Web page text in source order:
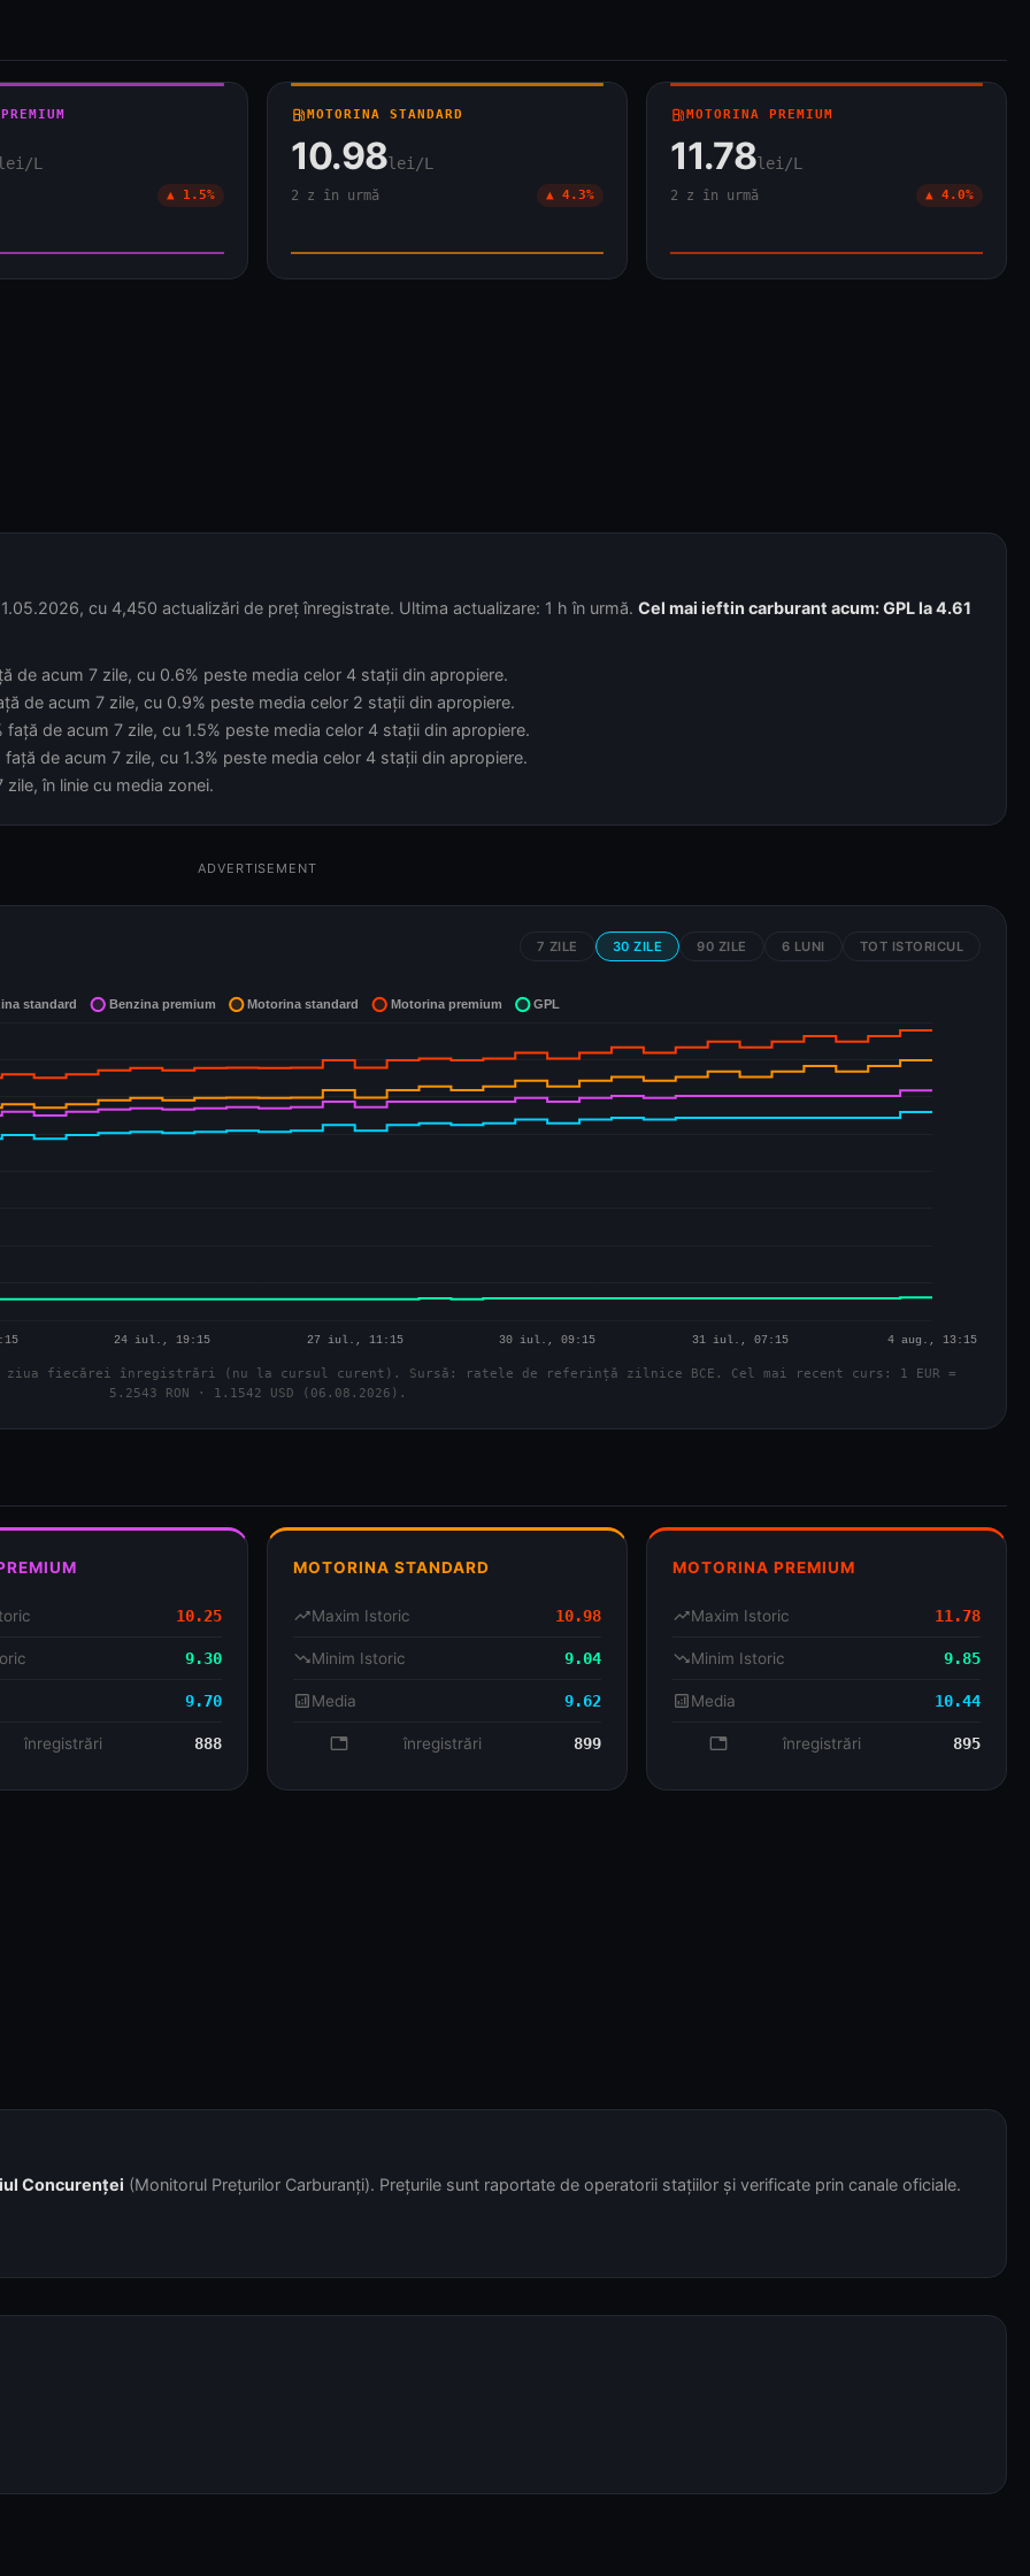
L
▲ 1.5%
local_gas_stationMOTORINA STANDARD
10.98lei/L
2 z în urmă ▲ 4.3%
local_gas_stationMOTORINA PREMIUM
11.78lei/L
2 z în urmă ▲ 4.0%
cu 4,450 actualizări de preț înregistrate. Ultima actualizare: 1 h în urmă. Cel mai ieftin carburant acum: GPL la 4.61
de acum 7 zile, cu 0.6% peste media celor 4 stații din apropiere.
de acum 7 zile, cu 0.9% peste media celor 2 stații din apropiere.
de acum 7 zile, cu 1.5% peste media celor 4 stații din apropiere.
de acum 7 zile, cu 1.3% peste media celor 4 stații din apropiere.
în linie cu media zonei.
ADVERTISEMENT
7 ZILE 30 ZILE 90 ZILE 6 LUNI TOT ISTORICUL
fiecărei înregistrări (nu la cursul curent). Sursă: ratele de referință zilnice BCE. Cel mai recent curs: 1 EUR =
5.2543 RON · 1.1542 USD (06.08.2026).
10.25
9.30
9.70
înregistrări 888
MOTORINA STANDARD
trending_upMaxim Istoric 10.98
trending_downMinim Istoric 9.04
analyticsMedia 9.62
database înregistrări 899
MOTORINA PREMIUM
trending_upMaxim Istoric 11.78
trending_downMinim Istoric 9.85
analyticsMedia 10.44
database înregistrări 895
Concurenței (Monitorul Prețurilor Carburanți). Prețurile sunt raportate de operatorii stațiilor și verificate prin canale oficiale.